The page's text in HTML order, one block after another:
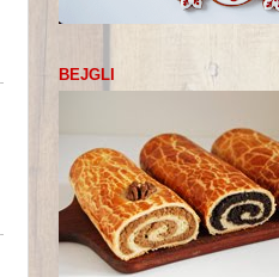
BEJGLI